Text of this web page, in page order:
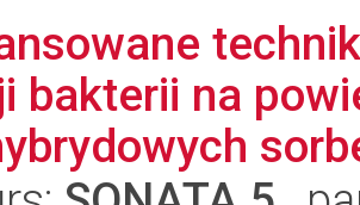
bakterii na